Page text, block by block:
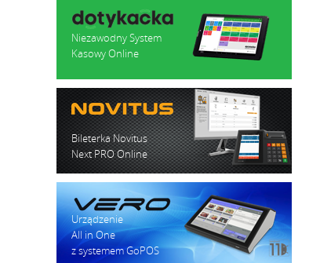
Niezawodny System
Kasowy Online
Bileterka Novitus
Next PRO Online
Urządzenie
All in One
z systemem GoPOS